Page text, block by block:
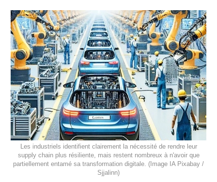
Les industriels identifient clairement la nécessité de rendre leur
supply chain plus résiliente, mais restent nombreux à n'avoir que
partiellement entamé sa transformation digitale. (Image IA Pixabay /
Sjjalinn)